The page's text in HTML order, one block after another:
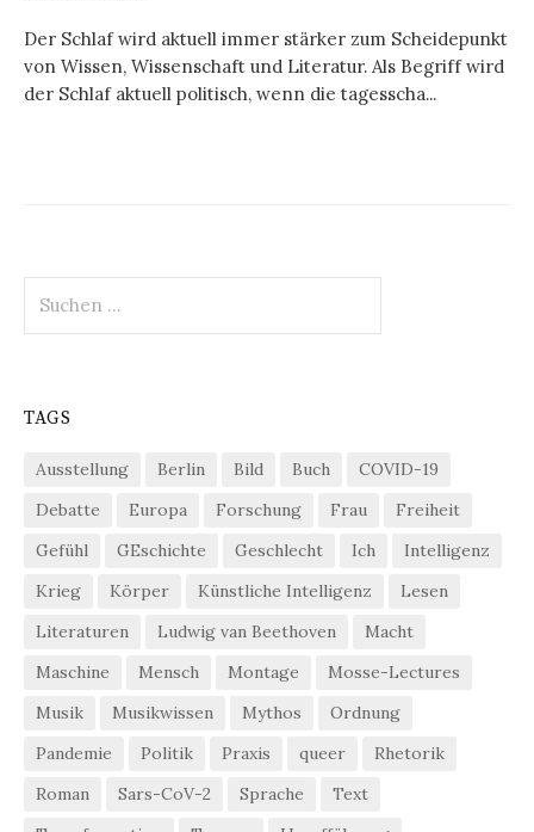
Der Schlaf wird aktuell immer stärker zum Scheidepunkt
von Wissen, Wissenschaft und Literatur. Als Begriff wird
der Schlaf aktuell politisch, wenn die tagesscha...
nach:
TAGS
Ausstellung Berlin Bild Buch
COVID-19
Debatte
Europa Forschung Frau
Freiheit
Gefühl
GEschichte Geschlecht Ich
Intelligenz
Krieg
Körper Künstliche Intelligenz
Lesen
Literaturen
Ludwig van Beethoven
Macht
Maschine
Mensch Montage
Mosse-Lectures
Musik
Musikwissen Mythos
Ordnung
Pandemie
Politik Praxis queer
Rhetorik
Roman
Sars-CoV-2 Sprache
Text